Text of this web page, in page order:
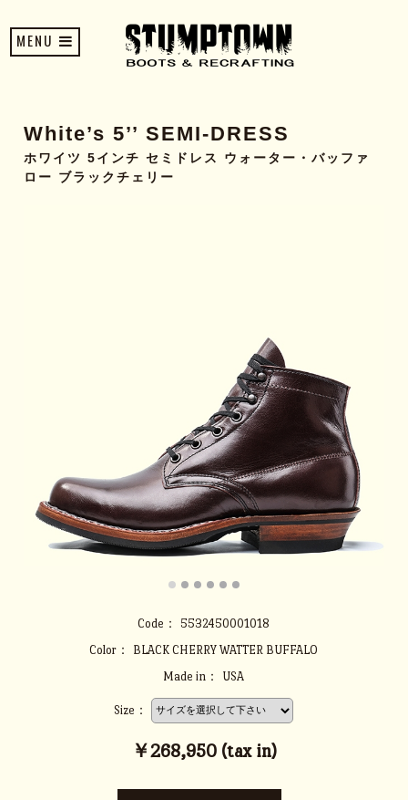
MENU
White’s 5’’ SEMI-DRESS
ホワイツ 5インチ セミドレス ウォーター・バッファ
ロー ブラックチェリー
Code：
5532450001018
Color：
BLACK CHERRY WATTER BUFFALO
Made in：
USA
Size：
￥268,950 (tax in)